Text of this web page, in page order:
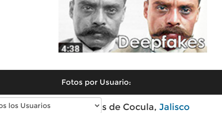
Fotos por Usuario:
Fotos modernas de Cocula, Jalisco